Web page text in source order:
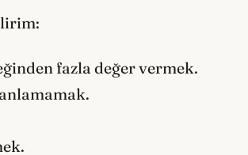
fazla değer vermek.